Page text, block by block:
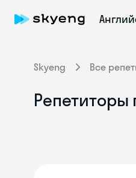
Skyeng Все
Репетиторы